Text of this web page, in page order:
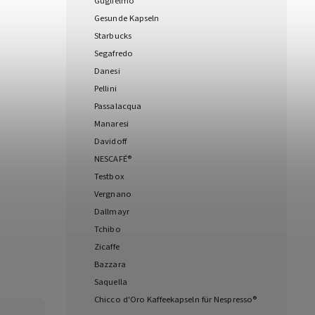
Gesunde Kapseln
Starbucks
Segafredo
Danesi
Pellini
Passalacqua
Manaresi
Davidoff
NESCAFÉ®
Testbox
Vergnano
Dallmayr
Tchibo
Zicaffe
Bazzara
Saquella
Chicco d'Oro Kaffeekapseln für Nespresso®